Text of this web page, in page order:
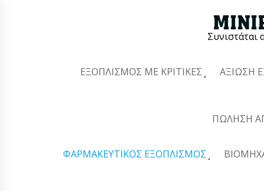
Συνιστάται
ΕΞΟΠΛΙΣΜΌΣ ΜΕ ΚΡΙΤΙΚΈΣ ΑΞΊΩΣΗ
ΠΏΛΗΣΗ
ΦΑΡΜΑΚΕΥΤΙΚΌΣ ΕΞΟΠΛΙΣΜΌΣ